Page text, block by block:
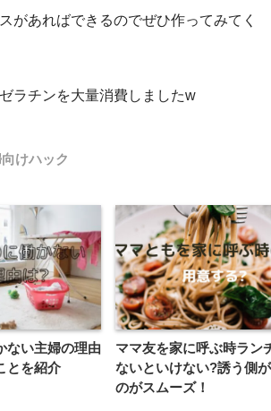
があればできるのでぜひ作ってみてく
ラチンを大量消費しましたw
けハック
ない主婦の理由
とを紹介
ママ友を家に呼ぶ時ラン
ないといけない?誘う側
のがスムーズ！